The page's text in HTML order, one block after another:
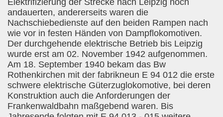
andauerten, andererseits waren die
Nachschiebedienste auf den beiden Rampen nach
wie vor in festen Händen von Dampflokomotiven.
Der durchgehende elektrische Betrieb bis Leipzig
wurde erst am 02. November 1942 aufgenommen.
Am 18. September 1940 bekam das Bw
Rothenkirchen mit der fabrikneun E 94 012 die erste
schwere elektrische Güterzuglokomotive, bei deren
Konstruktion auch die Anforderungen der
Frankenwaldbahn maßgebend waren. Bis